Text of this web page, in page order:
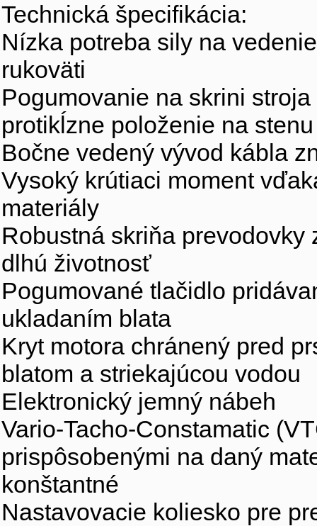
Technická špecifikácia:
Nízka potreba sily na
rukoväti
Pogumovanie na skrini
protikĺzne položenie na stenu
Bočne vedený vývod kábla
Vysoký krútiaci moment
materiály
Robustná skriňa
dlhú životnosť
Pogumované tlačidlo
ukladaním blata
Kryt motora chránený pred
blatom a striekajúcou vodou
Elektronický jemný nábeh
Vario-Tacho-Constamatic
prispôsobenými na daný
konštantné
Nastavovacie koliesko pre